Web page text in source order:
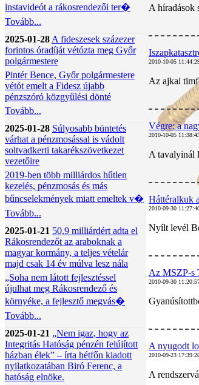
instavideót a rákosrendezői ter�
Tovább...
2025-01-28 A fideszesek százezer
forintos óradíját vétózta meg Győr
polgármestere
Pintér Bence, Győr polgármestere
vétót emelt a Fidesz újabb
pénzszóró közgyűlési dönté
Tovább...
2025-01-28 Súlyosabb büntetés
várhat a pénzmosással is vádolt
soltvadkerti takarékszövetkezet
vezetőire
2019-ben több milliárdos hűtlen
kezelés, pénzmosás és más
bűncselekmények miatt emeltek v�
Tovább...
2025-01-21 50,9 milliárdért adta el
Rákosrendezőt az araboknak a
magyar kormány, a teljes vételár
majd csak 14 év múlva lesz nála
„Soha nem látott fejlesztéssel
újulhat meg Rákosrendező és
környéke, a fejlesztő megvás�
Tovább...
2025-01-21 „Nem igaz, hogy az
Integritás Hatóság pénzén felújított
házban élek” – írta hétfőn kiadott
nyilatkozatában Biró Ferenc, a
hatóság elnöke.
A híradások
2010-10-05
Az ajkai
Végre: a
2010-10-05
A tavalyinál
Háttéralkuk
2010-09-30
Nyílt levél
Az MSZP-s
2010-09-30
A nyugodt
2010-09-23
A